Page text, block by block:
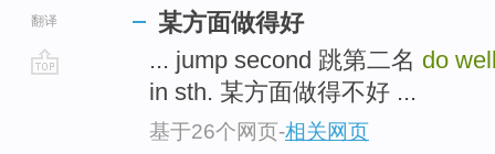
翻译
某方面做得好
... jump second 跳第二名 do
in sth. 某方面做得不好 ...
基于26个网页-相关网页